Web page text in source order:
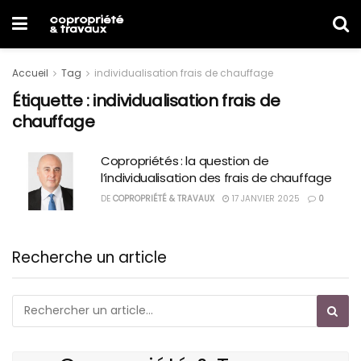
Accueil Tag individualisation frais de chauffage
Étiquette :individualisation frais de
chauffage
Copropriétés : la question de
l’individualisation des frais de chauffage
DE COPROPRIÉTÉ & TRAVAUX 17 JANVIER 2025 0
Recherche un article